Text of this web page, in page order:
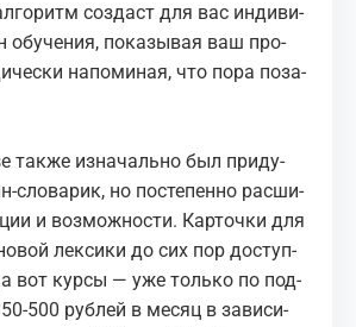
со­здаст для вас ин­ди­ви­
обу­че­ния, по­ка­зы­вая ваш про­
на­по­ми­ная, что пора по­за­
так­же из­на­чаль­но был при­ду­
сло­ва­рик, но по­сте­пен­но рас­ши­
и воз­мож­но­сти. Кар­точ­ки для
лек­си­ки до сих пор до­ступ­
вот кур­сы — уже толь­ко по под­
500 руб­лей в ме­сяц в за­ви­си­